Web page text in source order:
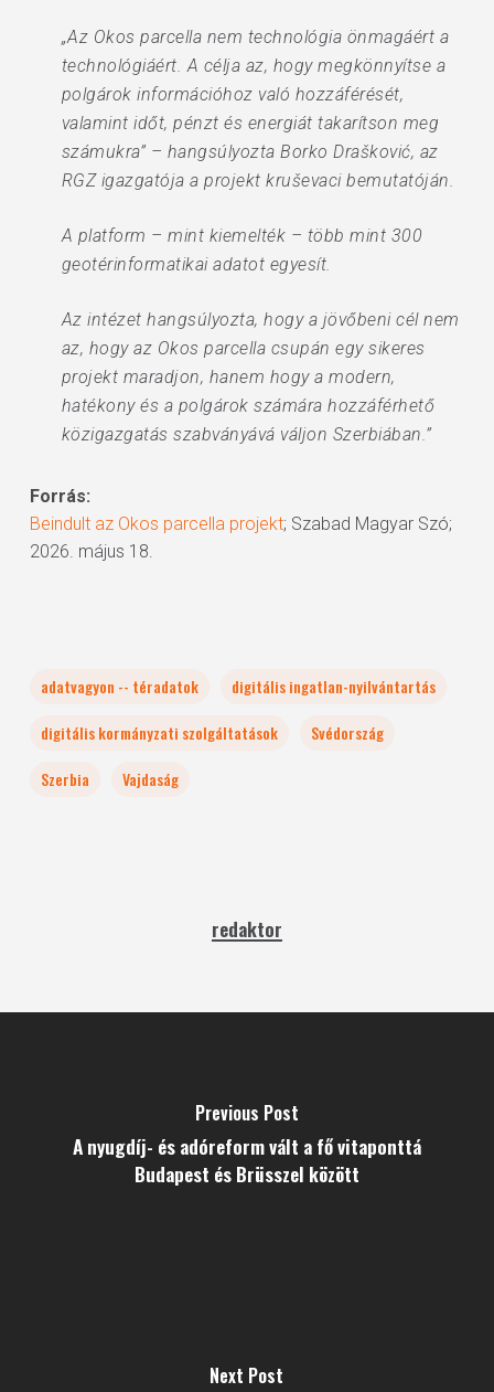
„Az Okos parcella nem technológia önmagáért a
technológiáért. A célja az, hogy megkönnyítse a
polgárok információhoz való hozzáférését,
valamint időt, pénzt és energiát takarítson meg
számukra” – hangsúlyozta Borko Drašković, az
RGZ igazgatója a projekt kruševaci bemutatóján.
A platform – mint kiemelték – több mint 300
geotérinformatikai adatot egyesít.
Az intézet hangsúlyozta, hogy a jövőbeni cél nem
az, hogy az Okos parcella csupán egy sikeres
projekt maradjon, hanem hogy a modern,
hatékony és a polgárok számára hozzáférhető
közigazgatás szabványává váljon Szerbiában.”
Forrás:
Beindult az Okos parcella projekt; Szabad Magyar Szó;
2026. május 18.
adatvagyon -- téradatok
digitális ingatlan-nyilvántartás
digitális kormányzati szolgáltatások
Svédország
Szerbia
Vajdaság
redaktor
Previous Post
A nyugdíj- és adóreform vált a fő vitaponttá
Budapest és Brüsszel között
Next Post